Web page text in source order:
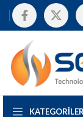
KATEGORILER